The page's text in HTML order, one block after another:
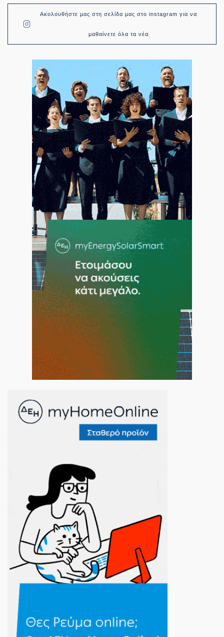
Ακολουθήστε μας στη σελίδα μας στο instagram για να
μαθαίνετε όλα τα νέα